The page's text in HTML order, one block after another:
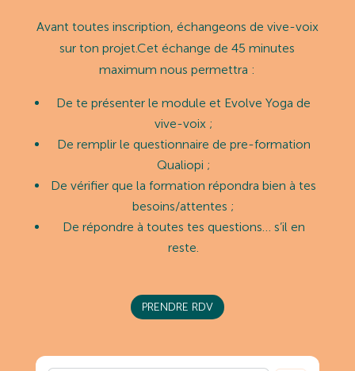
Avant toutes inscription, échangeons de vive-voix
sur ton projet.Cet échange de 45 minutes
maximum nous permettra :
De te présenter le module et Evolve Yoga de
vive-voix ;
De remplir le questionnaire de pre-formation
Qualiopi ;
De vérifier que la formation répondra bien à tes
besoins/attentes ;
De répondre à toutes tes questions… s’il en
reste.
PRENDRE RDV